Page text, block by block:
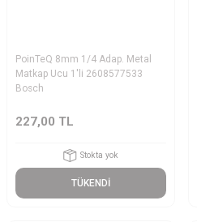
PoinTeQ 8mm 1/4 Adap. Metal
Matkap Ucu 1'li 2608577533
Bosch
227,00 TL
Stokta yok
TÜKENDİ